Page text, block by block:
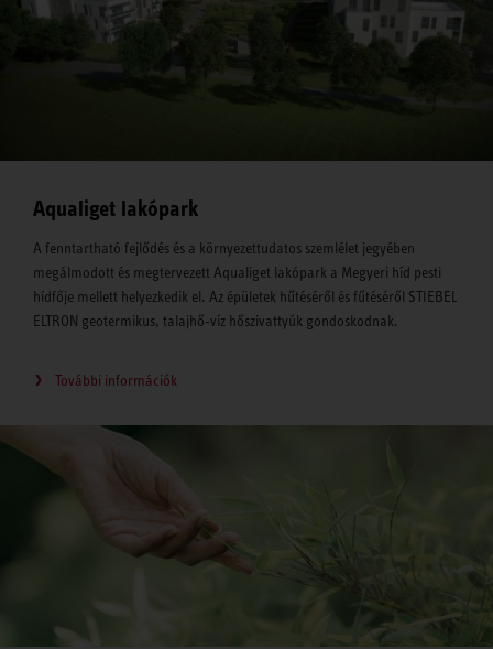
Aqualiget lakópark
A fenntartható fejlődés és a környezettudatos szemlélet jegyében
megálmodott és megtervezett Aqualiget lakópark a Megyeri híd pesti
hídfője mellett helyezkedik el. Az épületek hűtéséről és fűtéséről STIEBEL
ELTRON geotermikus, talajhő‐víz hőszivattyúk gondoskodnak.
További információk